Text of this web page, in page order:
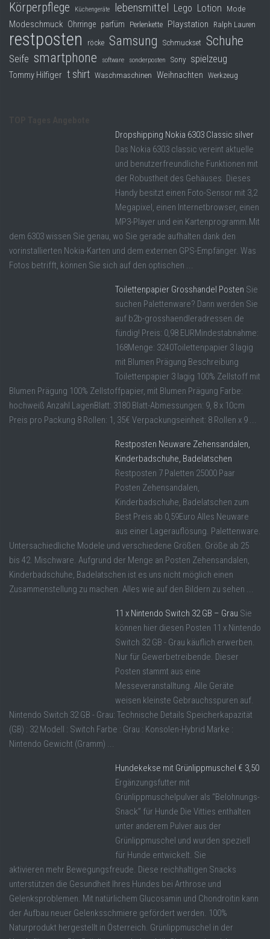
Körperpflege Küchengeräte lebensmittel Lego Lotion Mode
Modeschmuck Ohrringe parfüm Perlenkette Playstation Ralph Lauren
restposten röcke Samsung Schmuckset Schuhe
Seife smartphone software sonderposten Sony spielzeug
Tommy Hilfiger t shirt Waschmaschinen Weihnachten Werkzeug
Dropshipping Nokia 6303 Classic silver
Das Nokia 6303 classic vereint aktuelle
und benutzerfreundliche Funktionen mit
der Robustheit des Gehäuses. Dieses
Handy besitzt einen Foto-Sensor mit 3,2
Megapixel, einen Internetbrowser, einen
MP3-Player und ein Kartenprogramm.Mit
dem 6303 wissen Sie genau, wo Sie gerade aufhalten dank den
vorinstallierten Nokia-Karten und dem externen GPS-Empfänger. Was
Fotos betrifft, können Sie sich auf den optischen ...
Toilettenpapier Grosshandel Posten Sie
suchen Palettenware? Dann werden Sie
auf b2b-grosshaendleradressen.de
fündig! Preis: 0,98 EURMindestabnahme:
168Menge: 3240Toilettenpapier 3 lagig
mit Blumen Prägung Beschreibung
Toilettenpapier 3 lagig 100% Zellstoff mit
Blumen Prägung 100% Zellstoffpapier, mit Blumen Prägung Farbe:
hochweiß Anzahl LagenBlatt: 3180 Blatt-Abmessungen: 9, 8 x 10cm
Preis pro Packung 8 Rollen: 1, 35€ Verpackungseinheit: 8 Rollen x 9 ...
Restposten Neuware Zehensandalen,
Kinderbadschuhe, Badelatschen
Restposten 7 Paletten 25000 Paar
Posten Zehensandalen,
Kinderbadschuhe, Badelatschen zum
Best Preis ab 0,59Euro Alles Neuware
aus einer Lagerauflösung. Palettenware.
Untersachiedliche Modele und verschiedene Größen. Größe ab 25
bis 42. Mischware. Aufgrund der Menge an Posten Zehensandalen,
Kinderbadschuhe, Badelatschen ist es uns nicht möglich einen
Zusammenstellung zu machen. Alles wie auf den Bildern zu sehen ...
11 x Nintendo Switch 32 GB – Grau Sie
können hier diesen Posten 11 x Nintendo
Switch 32 GB - Grau käuflich erwerben.
Nur für Gewerbetreibende. Dieser
Posten stammt aus eine
Messeveranstalltung. Alle Geräte
weisen kleinste Gebrauchsspuren auf.
Nintendo Switch 32 GB - Grau: Technische Details Speicherkapazität
(GB) : 32 Modell : Switch Farbe : Grau : Konsolen-Hybrid Marke :
Nintendo Gewicht (Gramm) ...
Hundekekse mit Grünlippmuschel € 3,50
Ergänzungsfutter mit
Grünlippmuschelpulver als “Belohnungs-
Snack” für Hunde Die Vitties enthalten
unter anderem Pulver aus der
Grünlippmuschel und wurden speziell
für Hunde entwickelt. Sie
aktivieren mehr Bewegungsfreude. Diese reichhaltigen Snacks
unterstützen die Gesundheit Ihres Hundes bei Arthrose und
Gelenksproblemen. Mit natürlichem Glucosamin und Chondroitin kann
der Aufbau neuer Gelenksschmiere gefördert werden. 100%
Naturprodukt hergestellt in Österreich. Grünlippmuschel in der